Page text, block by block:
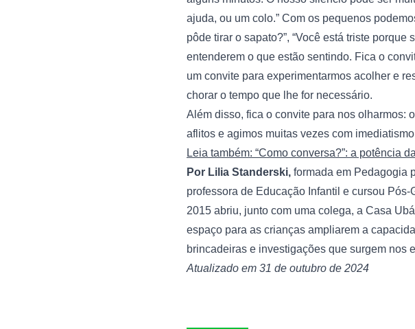
ajuda, ou um colo.” Com os pequenos
pôde tirar o sapato?”, “Você está triste
entenderem o que estão sentindo. Fica o
um convite para experimentarmos acolher e
chorar o tempo que lhe for necessário.
Além disso, fica o convite para nos olharmos:
aflitos e agimos muitas vezes com
Leia também: “Como conversa?”: a potência
Por Lilia Standerski, formada em Pedagogia
professora de Educação Infantil e cursou
2015 abriu, junto com uma colega, a Casa
espaço para as crianças ampliarem a
brincadeiras e investigações que surgem nos
Atualizado em 31 de outubro de 2024